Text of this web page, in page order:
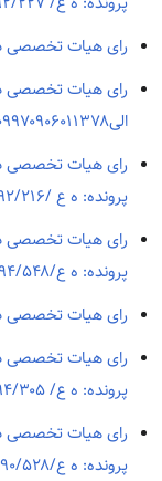
رای هیات تخصصی
الی۹۹۰۹۹۷۰۹۰۶۰۱۱۳۷۸ ،مورخ: شنبه ۲۵ بهمن ۱۳۹۹)
پرونده: ه ع /۹۲/۲۱۶)
پرونده: ه ع/۹۴/۵۴۸ و ۹۴/۱۰۲۰ ، ۹۴/۶۶۵)
رای هیات تخصصی
پرونده: ه ع/ ۹۴/۳۰۵)
پرونده: ه ع/۹۰/۵۲۸)